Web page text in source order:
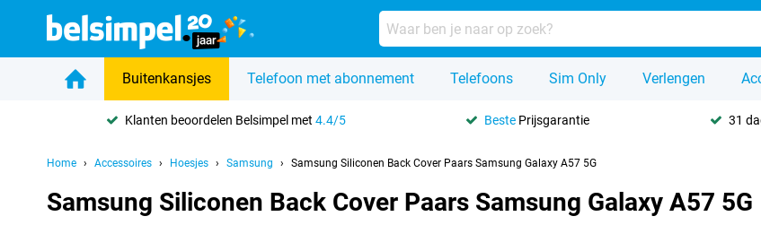
Buitenkansjes Telefoon met abonnement Telefoons Sim Only Verlengen
Klanten beoordelen Belsimpel met4.4/5 Beste Prijsgarantie 31
Home Accessoires Hoesjes Samsung Samsung Siliconen Back Cover Paars Samsung Galaxy A57 5G
Samsung Siliconen Back Cover Paars Samsung Galaxy A57 5G